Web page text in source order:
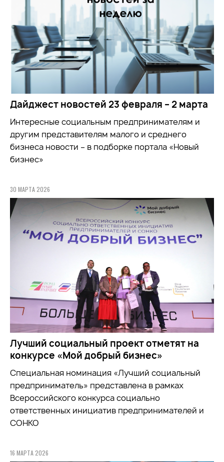
Дайджест новостей 23 февраля – 2 марта
Интересные социальным предпринимателям и
другим представителям малого и среднего
бизнеса новости – в подборке портала «Новый
бизнес»
30 МАРТА 2026
Лучший социальный проект отметят на
конкурсе «Мой добрый бизнес»
Специальная номинация «Лучший социальный
предприниматель» представлена в рамках
Всероссийского конкурса социально
ответственных инициатив предпринимателей и
СОНКО
16 МАРТА 2026